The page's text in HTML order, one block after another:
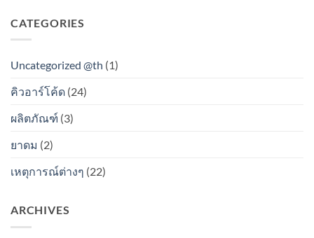
CATEGORIES
Uncategorized @th (1)
คิวอาร์โค้ด (24)
ผลิตภัณฑ์ (3)
ยาดม (2)
เหตุการณ์ต่างๆ (22)
ARCHIVES